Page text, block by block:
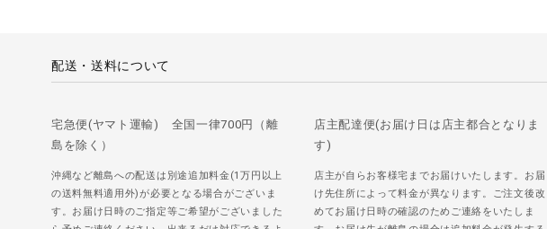
配送・送料について
宅急便(ヤマト運輸) 全国一律700円（離
島を除く）
沖縄など離島への配送は別途追加料金(1万円以上
の送料無料適用外)が必要となる場合がございま
す。お届け日時のご指定等ご希望がございました
店主配達便(お届け日は店主都合となりま
す)
店主が自らお客様宅までお届けいたします。お届
け先住所によって料金が異なります。ご注文後改
めてお届け日時の確認のためご連絡をいたしま